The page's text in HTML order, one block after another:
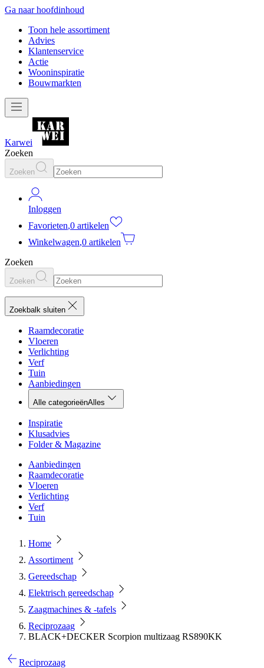
Ga naar hoofdinhoud
Toon hele assortiment
Advies
Klantenservice
Actie
Wooninspiratie
Bouwmarkten
Karwei
Zoeken
Zoeken
Inloggen
Favorieten,0 artikelen
Winkelwagen,0 artikelen
Zoeken
Zoeken
Zoekbalk sluiten
Raamdecoratie
Vloeren
Verlichting
Verf
Tuin
Aanbiedingen
Alle categorieënAlles
Inspiratie
Klusadvies
Folder & Magazine
Aanbiedingen
Raamdecoratie
Vloeren
Verlichting
Verf
Tuin
Home
Assortiment
Gereedschap
Elektrisch gereedschap
Zaagmachines & -tafels
Reciprozaag
BLACK+DECKER Scorpion multizaag RS890KK
Reciprozaag